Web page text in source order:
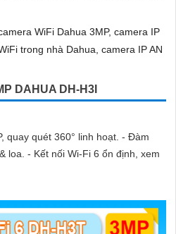
người vật độ chính xác cao
DAHUA DH-H3I
quay quét 360° linh hoạt. - Đàm
loa. - Kết nối Wi-Fi 6 ổn định, xem